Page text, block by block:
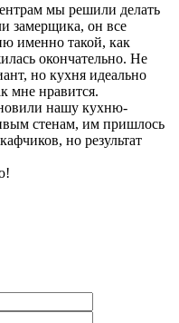
мы решили делать
замерщика, он все
именно такой, как
окончательно. Не
но кухня идеально
мне нравится.
нашу кухню-
стенам, им пришлось
но результат